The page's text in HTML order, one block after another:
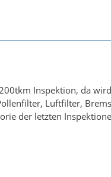
Inspektion, da
Luftfilter,
der letzten